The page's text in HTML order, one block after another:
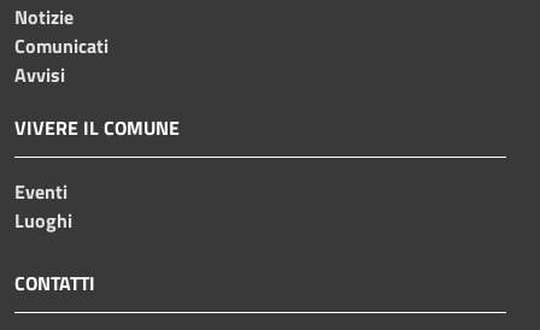
Notizie
Comunicati
Avvisi
VIVERE IL COMUNE
Eventi
Luoghi
CONTATTI